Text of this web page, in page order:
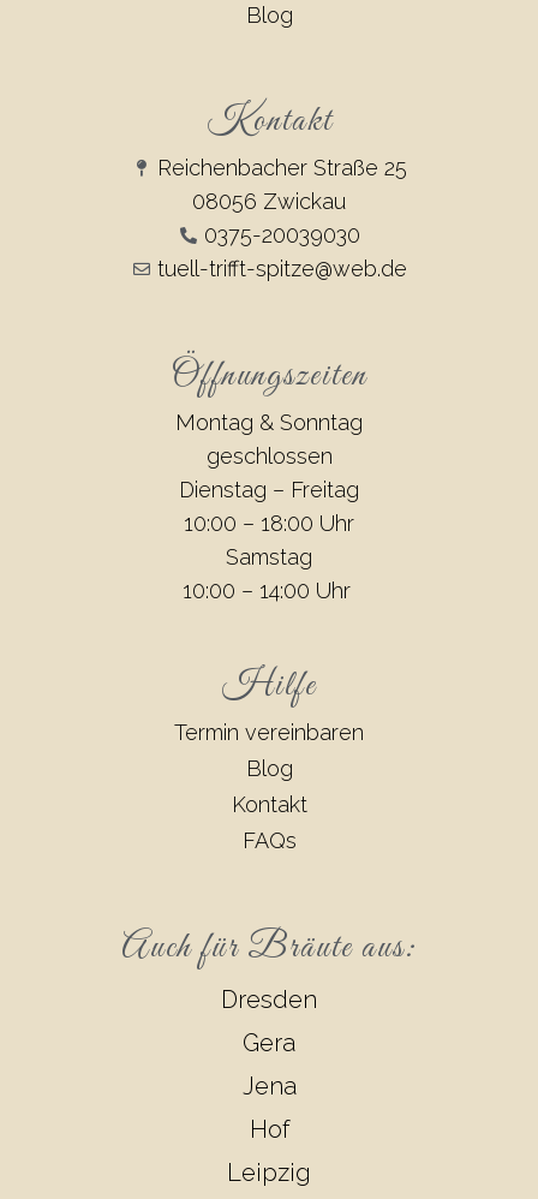
Blog
Kontakt
Reichenbacher Straße 25
08056 Zwickau
0375-20039030
tuell-trifft-spitze@web.de
Öffnungszeiten
Montag & Sonntag
geschlossen
Dienstag – Freitag
10:00 – 18:00 Uhr
Samstag
10:00 – 14:00 Uhr
Hilfe
Termin vereinbaren
Blog
Kontakt
FAQs
Auch für Bräute aus:
Dresden
Gera
Jena
Hof
Leipzig